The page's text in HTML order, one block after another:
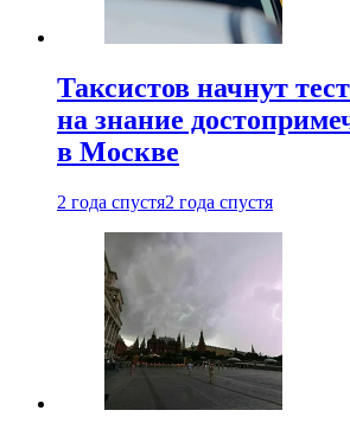
Таксистов начнут
на знание
в Москве
2 года спустя2 года спустя